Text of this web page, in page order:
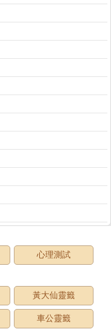
心理測試
黃大仙靈籤
車公靈籤